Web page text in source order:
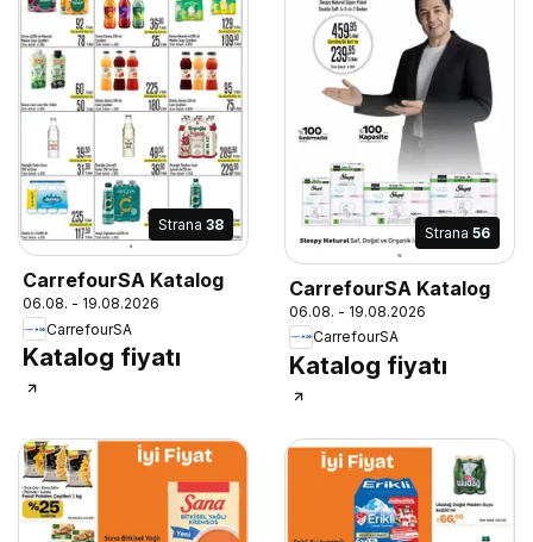
Strana 38
CarrefourSA Katalog
06.08. - 19.08.2026
CarrefourSA
Katalog fiyatı
Strana 56
CarrefourSA Katalog
06.08. - 19.08.2026
CarrefourSA
Katalog fiyatı